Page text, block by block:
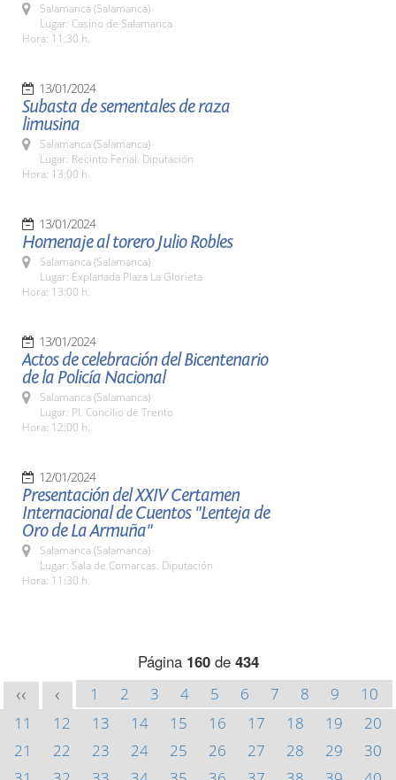
Salamanca (Salamanca)
Lugar: Casino de Salamanca
Hora: 11:30 h.
13/01/2024
Subasta de sementales de raza
limusina
Salamanca (Salamanca)
Lugar: Recinto Ferial. Diputación
Hora: 13:00 h.
13/01/2024
Homenaje al torero Julio Robles
Salamanca (Salamanca)
Lugar: Explanada Plaza La Glorieta
Hora: 13:00 h.
13/01/2024
Actos de celebración del Bicentenario
de la Policía Nacional
Salamanca (Salamanca)
Lugar: Pl. Concilio de Trento
Hora: 12:00 h.
12/01/2024
Presentación del XXIV Certamen
Internacional de Cuentos "Lenteja de
Oro de La Armuña"
Salamanca (Salamanca)
Lugar: Sala de Comarcas. Diputación
Hora: 11:30 h.
Página 160de 434
<< < 1 2 3 4 5 6 7 8 9
10
11
12 13 14 15 16 17 18 19
20
21
22 23 24 25 26 27 28 29
30